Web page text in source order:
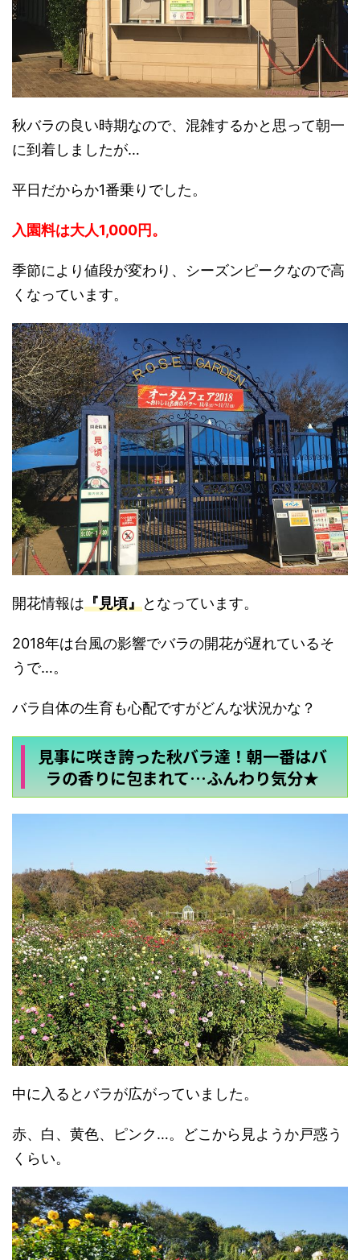
秋バラの良い時期なので、混雑するかと思って朝一
に到着しましたが…
平日だからか1番乗りでした。
入園料は大人1,000円。
季節により値段が変わり、シーズンピークなので高
くなっています。
開花情報は『見頃』となっています。
2018年は台風の影響でバラの開花が遅れているそ
うで…。
バラ自体の生育も心配ですがどんな状況かな？
見事に咲き誇った秋バラ達！朝一番はバ
ラの香りに包まれて…ふんわり気分★
中に入るとバラが広がっていました。
赤、白、黄色、ピンク…。どこから見ようか戸惑う
くらい。